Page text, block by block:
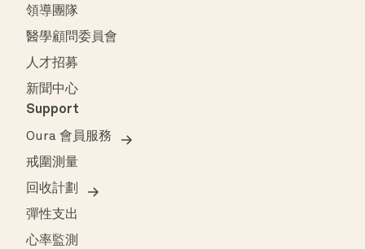
領導團隊
醫學顧問委員會
人才招募
新聞中心
Support
Oura 會員服務
戒圍測量
回收計劃
彈性支出
心率監測